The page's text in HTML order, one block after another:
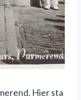
Hier sta